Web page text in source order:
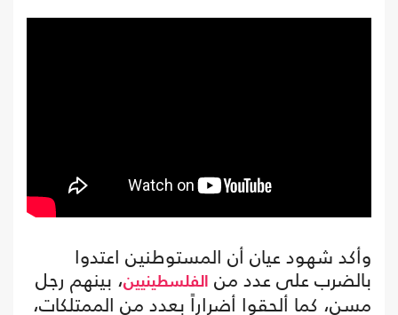
وأكد شهود عيان أن المستوطنين اعتدوا
بالضرب على عدد من الفلسطينيين، بينهم رجل
مسن، كما ألحقوا أضراراً بعدد من الممتلكات،